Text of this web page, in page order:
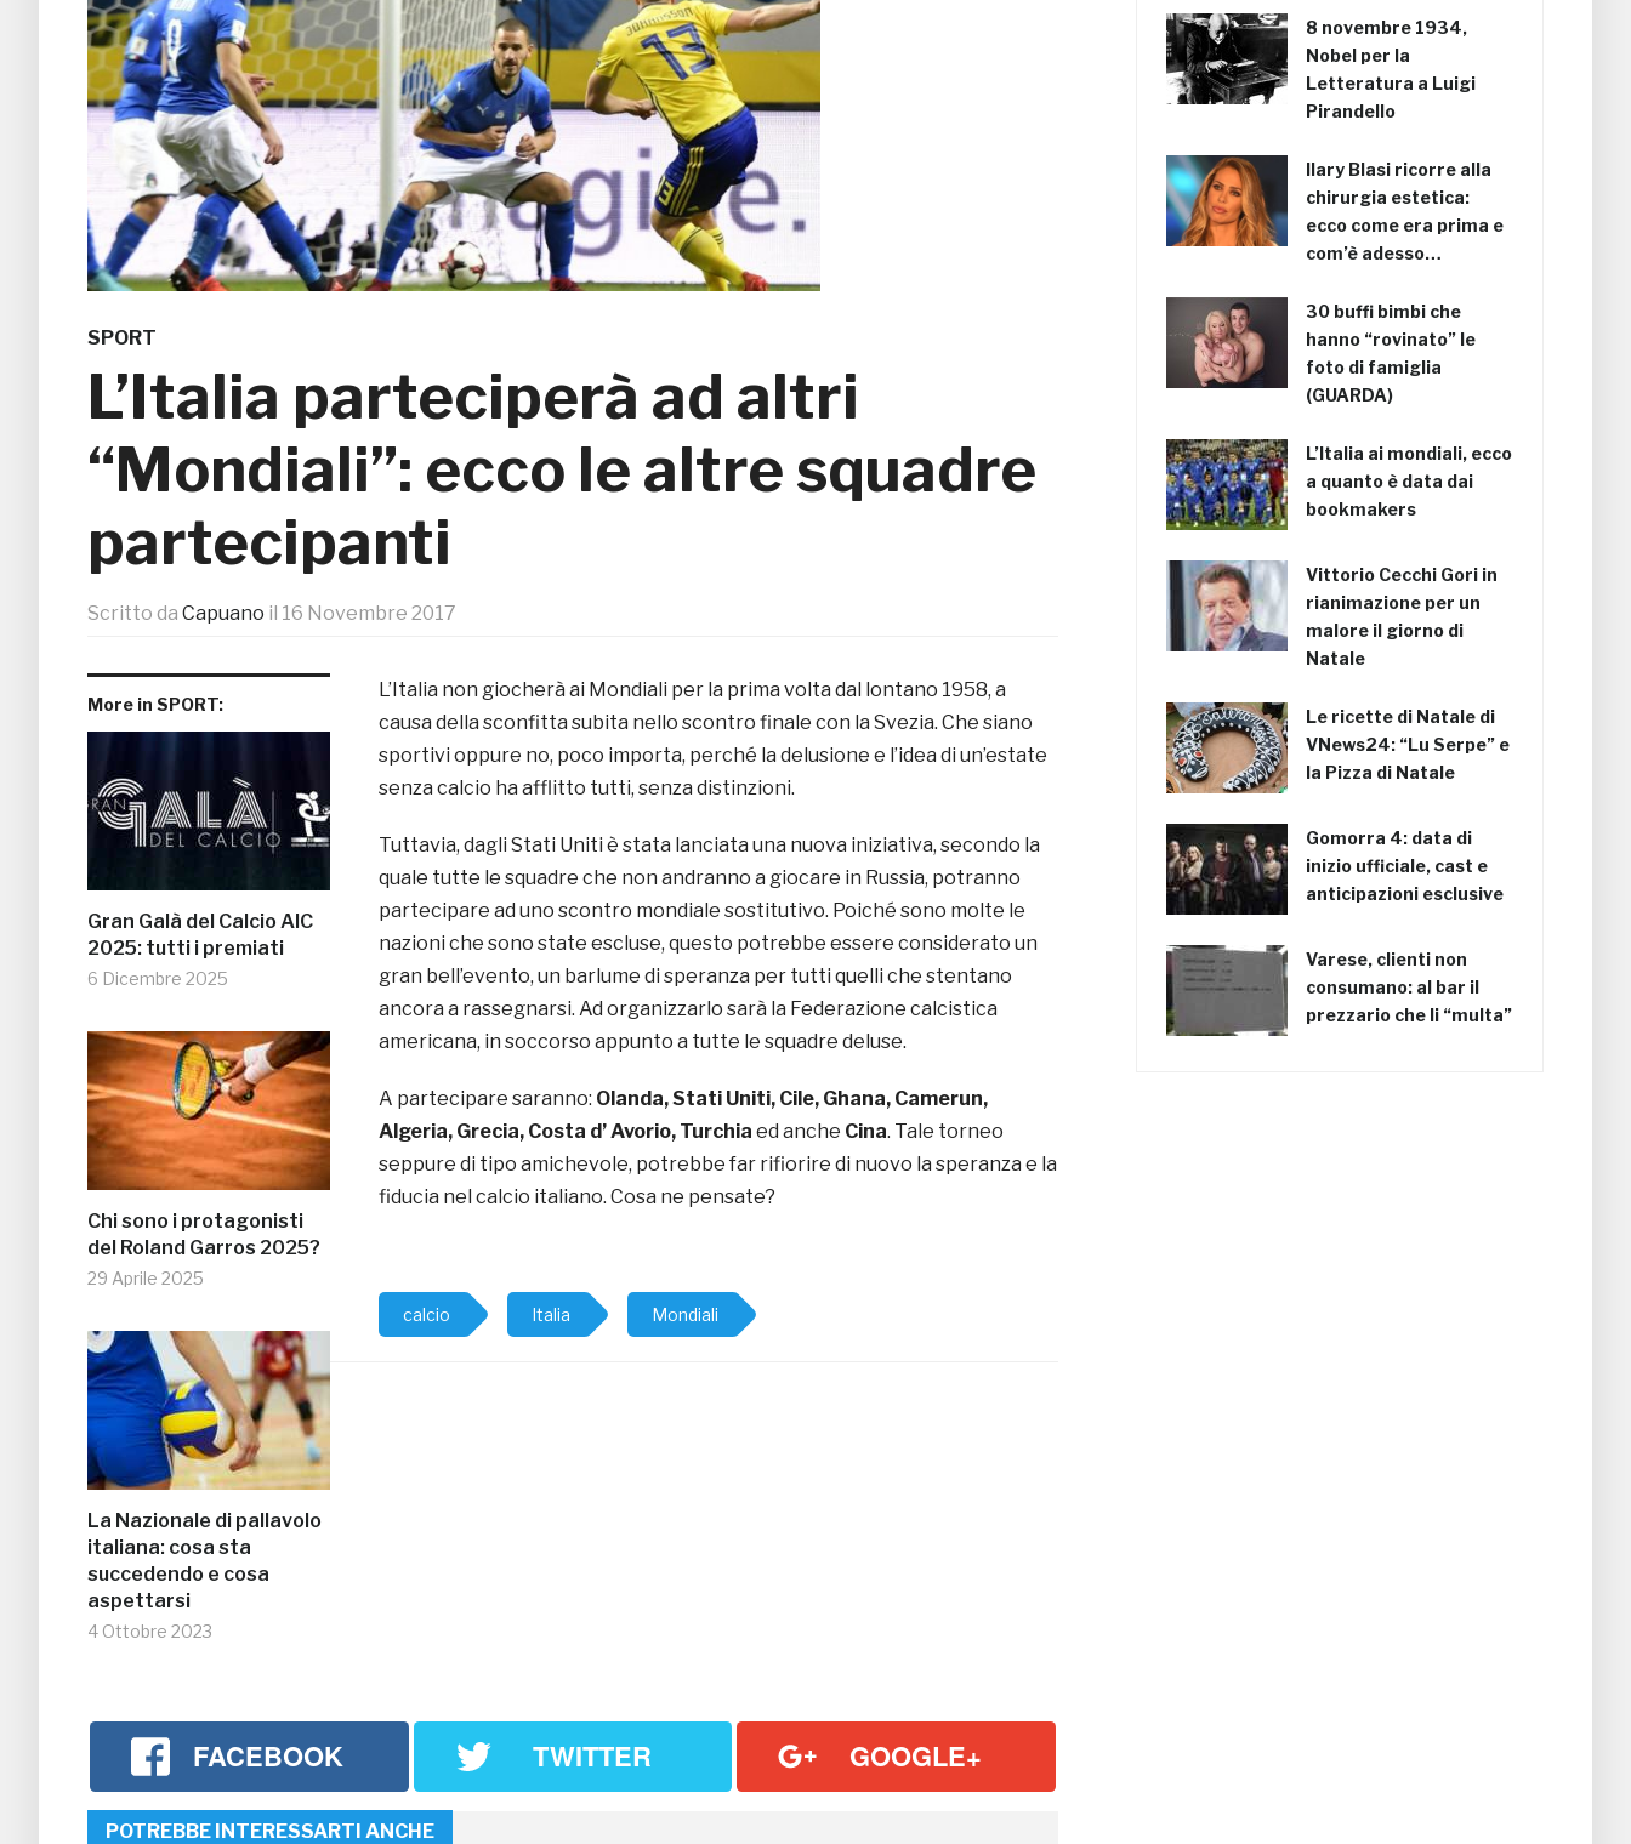
SPORT
L’Italia parteciperà ad altri
“Mondiali”: ecco le altre squadre
partecipanti
Scritto da Capuano il 16 Novembre 2017
More in SPORT:
Gran Galà del Calcio AIC
2025: tutti i premiati
6 Dicembre 2025
Chi sono i protagonisti
del Roland Garros 2025?
29 Aprile 2025
La Nazionale di pallavolo
italiana: cosa sta
succedendo e cosa
aspettarsi
4 Ottobre 2023
L’Italia non giocherà ai Mondiali per la prima volta dal lontano 1958, a
causa della sconfitta subita nello scontro finale con la Svezia. Che siano
sportivi oppure no, poco importa, perché la delusione e l’idea di un’estate
senza calcio ha afflitto tutti, senza distinzioni.
Tuttavia, dagli Stati Uniti è stata lanciata una nuova iniziativa, secondo la
quale tutte le squadre che non andranno a giocare in Russia, potranno
partecipare ad uno scontro mondiale sostitutivo. Poiché sono molte le
nazioni che sono state escluse, questo potrebbe essere considerato un
gran bell’evento, un barlume di speranza per tutti quelli che stentano
ancora a rassegnarsi. Ad organizzarlo sarà la Federazione calcistica
americana, in soccorso appunto a tutte le squadre deluse.
A partecipare saranno: Olanda, Stati Uniti, Cile, Ghana, Camerun,
Algeria, Grecia, Costa d’ Avorio, Turchia ed anche Cina. Tale torneo
seppure di tipo amichevole, potrebbe far rifiorire di nuovo la speranza e la
fiducia nel calcio italiano. Cosa ne pensate?
calcio Italia Mondiali
FACEBOOK TWITTER GOOGLE+
POTREBBE INTERESSARTI ANCHE
8 novembre 1934,
Nobel per la
Letteratura a Luigi
Pirandello
Ilary Blasi ricorre alla
chirurgia estetica:
ecco come era prima e
com’è adesso…
30 buffi bimbi che
hanno “rovinato” le
foto di famiglia
(GUARDA)
L’Italia ai mondiali, ecco
a quanto è data dai
bookmakers
Vittorio Cecchi Gori in
rianimazione per un
malore il giorno di
Natale
Le ricette di Natale di
VNews24: “Lu Serpe” e
la Pizza di Natale
Gomorra 4: data di
inizio ufficiale, cast e
anticipazioni esclusive
Varese, clienti non
consumano: al bar il
prezzario che li “multa”